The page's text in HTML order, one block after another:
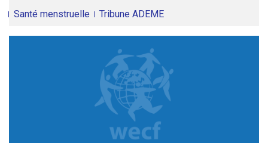
Santé menstruelle Tribune ADEME